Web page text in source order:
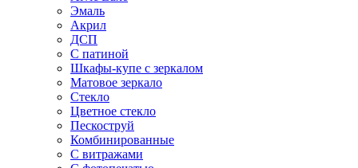
Эмаль
Акрил
ДСП
С патиной
Шкафы-купе с зеркалом
Матовое зеркало
Стекло
Цветное стекло
Пескоструй
Комбинированные
С витражами